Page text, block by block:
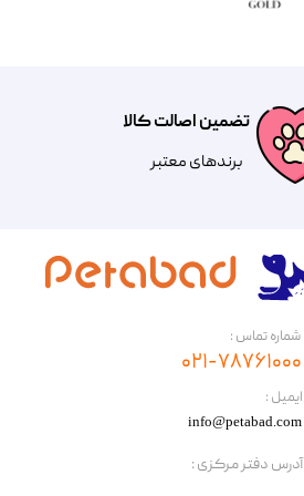
تضمین اصالت کالا
​​برندهای معتبر​​​​​​​
​ایمیل :
آدرس دفتر مرکزی :
info@petabad.com
شماره تماس :
۰۲۱-۷۸۷۶۱۰۰۰